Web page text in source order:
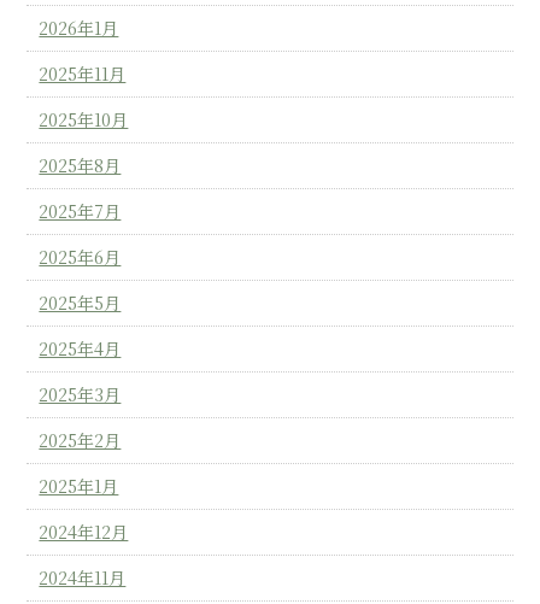
2026年1月
2025年11月
2025年10月
2025年8月
2025年7月
2025年6月
2025年5月
2025年4月
2025年3月
2025年2月
2025年1月
2024年12月
2024年11月